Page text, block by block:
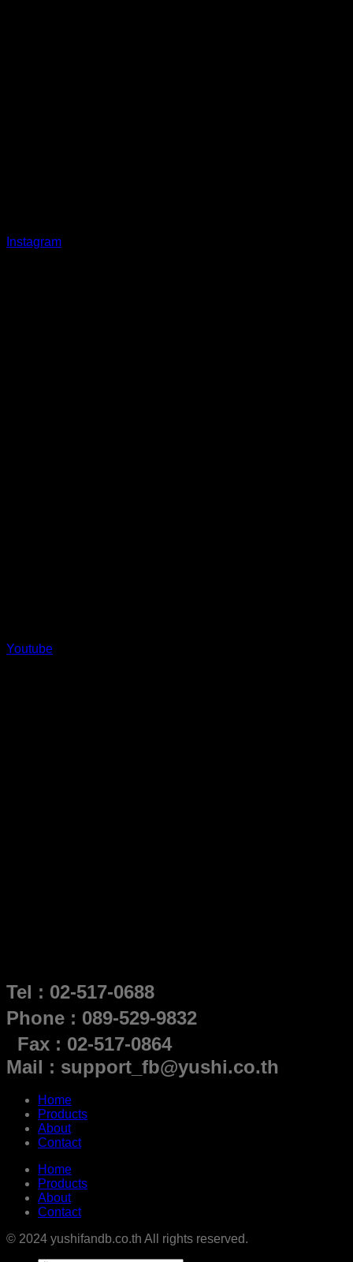
Instagram
Youtube
Tel : 02-517-0688
Phone : 089-529-9832
Fax : 02-517-0864
Mail : support_fb@yushi.co.th
Home
Products
About
Contact
Home
Products
About
Contact
© 2024 yushifandb.co.th All rights reserved.